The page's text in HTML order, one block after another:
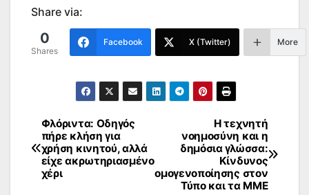
Share via:
0
Shares
Facebook X (Twitter) More
Πλοήγηση
άρθρων
Η τεχνητή
νοημοσύνη και η
δημόσια γλώσσα:
Κίνδυνος
ομογενοποίησης στον
Τύπο και τα ΜΜΕ
Φλόριντα: Οδηγός
πήρε κλήση για
χρήση κινητού, αλλά
είχε ακρωτηριασμένο
χέρι